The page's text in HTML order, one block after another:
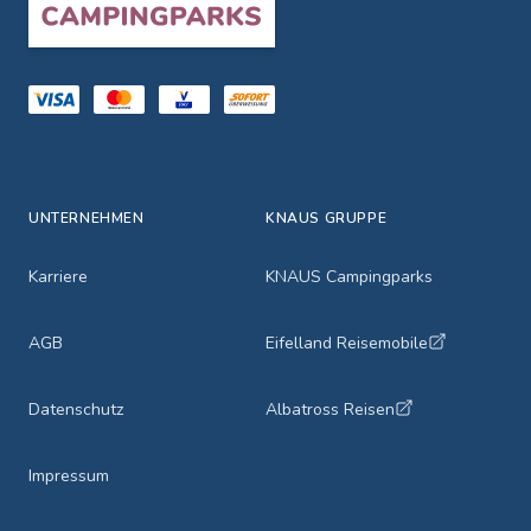
UNTERNEHMEN
Karriere
AGB
Datenschutz
Impressum
KNAUS GRUPPE
KNAUS Campingparks
Eifelland Reisemobile
Albatross Reisen